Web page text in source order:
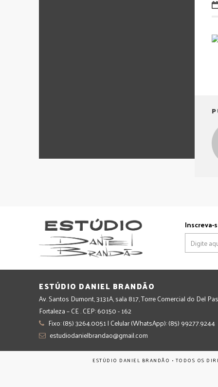
Inscreva-
ESTÚDIO DANIEL BRANDÃO
Av. Santos Dumont, 3131A, sala 817, Torre Comercial do Del
Fortaleza – CE . CEP: 60150 - 162
Fixo: (85) 3264.0051 | Celular (WhatsApp): (85) 99277.9244
estudiodanielbrandao@gmail.com
ESTÚDIO DANIEL BRANDÃO • TODOS OS